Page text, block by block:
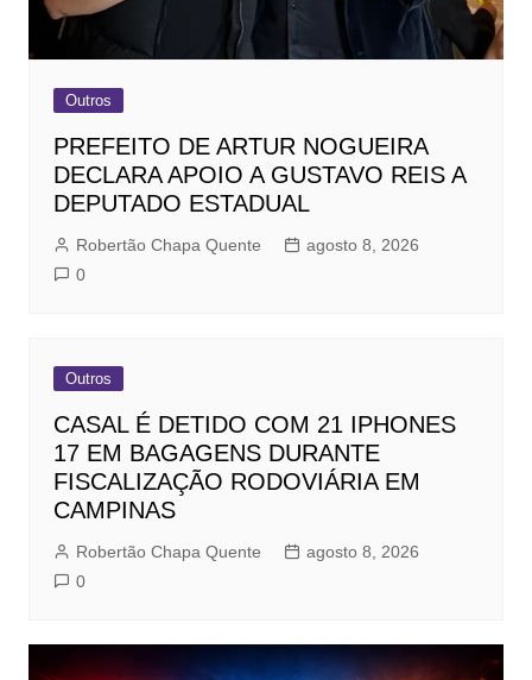
Outros
PREFEITO DE ARTUR NOGUEIRA
DECLARA APOIO A GUSTAVO REIS A
DEPUTADO ESTADUAL
Robertão Chapa Quente
agosto 8, 2026
0
Outros
CASAL É DETIDO COM 21 IPHONES
17 EM BAGAGENS DURANTE
FISCALIZAÇÃO RODOVIÁRIA EM
CAMPINAS
Robertão Chapa Quente
agosto 8, 2026
0